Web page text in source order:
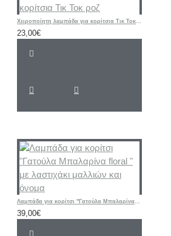
Χειροποίητη λαμπάδα για κορίτσια Τικ Τοκ ροζ
23,00€
Λαμπάδα για κορίτσι "Γατούλα Μπαλαρίνα floral " με λαστιχάκι μαλλιών και όνομα
39,00€